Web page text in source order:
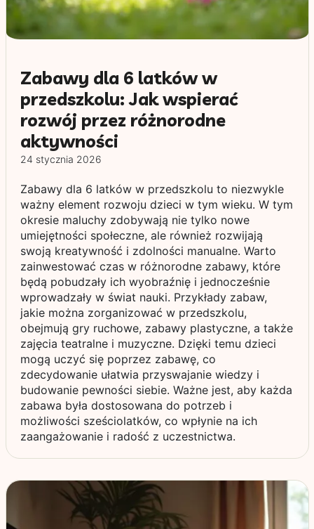
Zabawy dla 6 latków w
przedszkolu: Jak wspierać
rozwój przez różnorodne
aktywności
24 stycznia 2026
Zabawy dla 6 latków w przedszkolu to niezwykle
ważny element rozwoju dzieci w tym wieku. W tym
okresie maluchy zdobywają nie tylko nowe
umiejętności społeczne, ale również rozwijają
swoją kreatywność i zdolności manualne. Warto
zainwestować czas w różnorodne zabawy, które
będą pobudzały ich wyobraźnię i jednocześnie
wprowadzały w świat nauki. Przykłady zabaw,
jakie można zorganizować w przedszkolu,
obejmują gry ruchowe, zabawy plastyczne, a także
zajęcia teatralne i muzyczne. Dzięki temu dzieci
mogą uczyć się poprzez zabawę, co
zdecydowanie ułatwia przyswajanie wiedzy i
budowanie pewności siebie. Ważne jest, aby każda
zabawa była dostosowana do potrzeb i
możliwości sześciolatków, co wpłynie na ich
zaangażowanie i radość z uczestnictwa.